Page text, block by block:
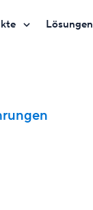
Lösungen